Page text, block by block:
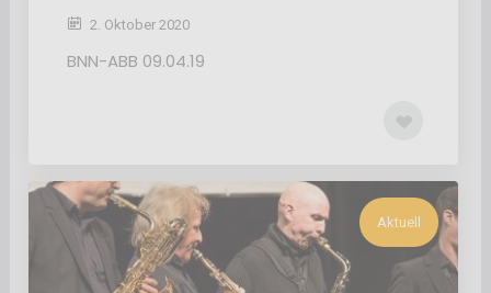
2. Oktober 2020
BNN-ABB 09.04.19
Aktuell